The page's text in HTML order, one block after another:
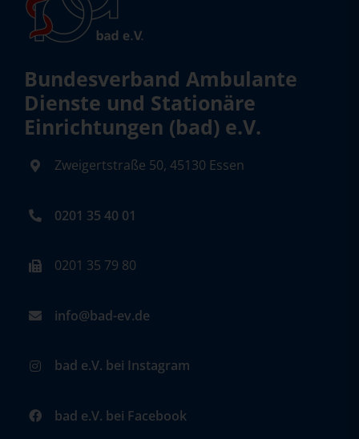
Bundesverband Ambulante
Dienste und Stationäre
Einrichtungen (bad) e.V.
Zweigertstraße 50, 45130 Essen
0201 35 40 01
0201 35 79 80
info@bad-ev.de
bad e.V. bei Instagram
bad e.V. bei Facebook